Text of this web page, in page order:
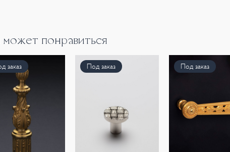
может понравиться
заказ Под заказ Под заказ